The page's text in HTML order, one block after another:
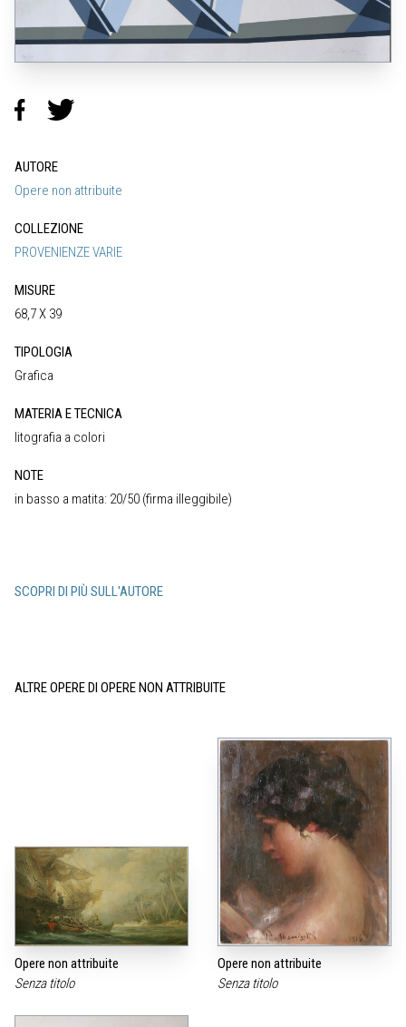
AUTORE
Opere non attribuite
COLLEZIONE
PROVENIENZE VARIE
MISURE
68,7 X 39
TIPOLOGIA
Grafica
MATERIA E TECNICA
litografia a colori
NOTE
in basso a matita: 20/50 (firma illeggibile)
SCOPRI DI PIÙ SULL'AUTORE
ALTRE OPERE DI OPERE NON ATTRIBUITE
Opere non attribuite
Senza titolo
Opere non attribuite
Senza titolo